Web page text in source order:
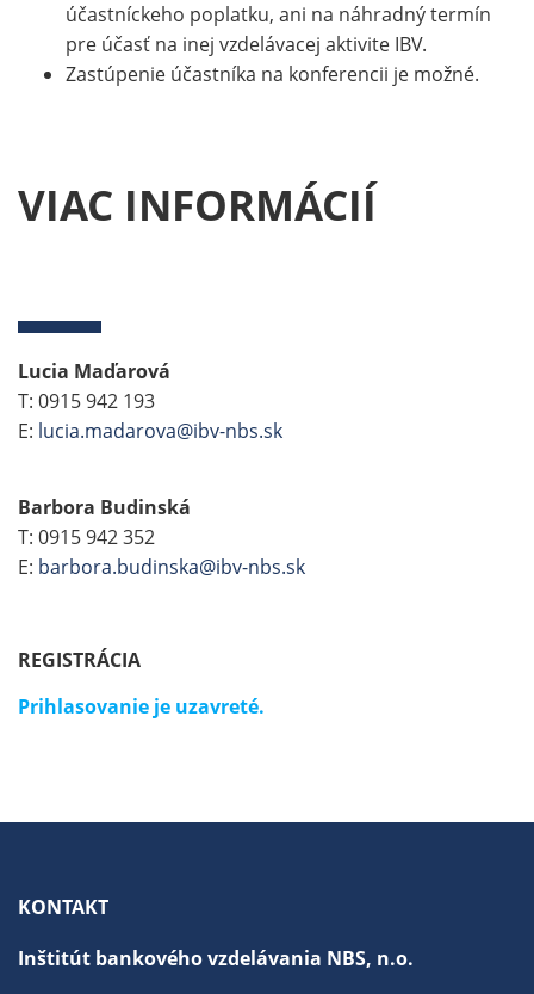
účastníckeho poplatku, ani na náhradný termín
pre účasť na inej vzdelávacej aktivite IBV.
Zastúpenie účastníka na konferencii je možné.
VIAC INFORMÁCIÍ
Lucia Maďarová
T: 0915 942 193
E: lucia.madarova@ibv-nbs.sk
Barbora Budinská
T: 0915 942 352
E: barbora.budinska@ibv-nbs.sk
REGISTRÁCIA
Prihlasovanie je uzavreté.
KONTAKT
Inštitút bankového vzdelávania NBS, n.o.